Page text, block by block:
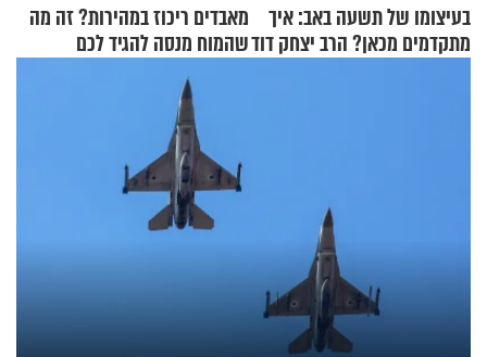
בעיצומו של תשעה באב: איך
מתקדמים מכאן? הרב יצחק דוד
מאבדים ריכוז במהירות? זה מה
שהמוח מנסה להגיד לכם